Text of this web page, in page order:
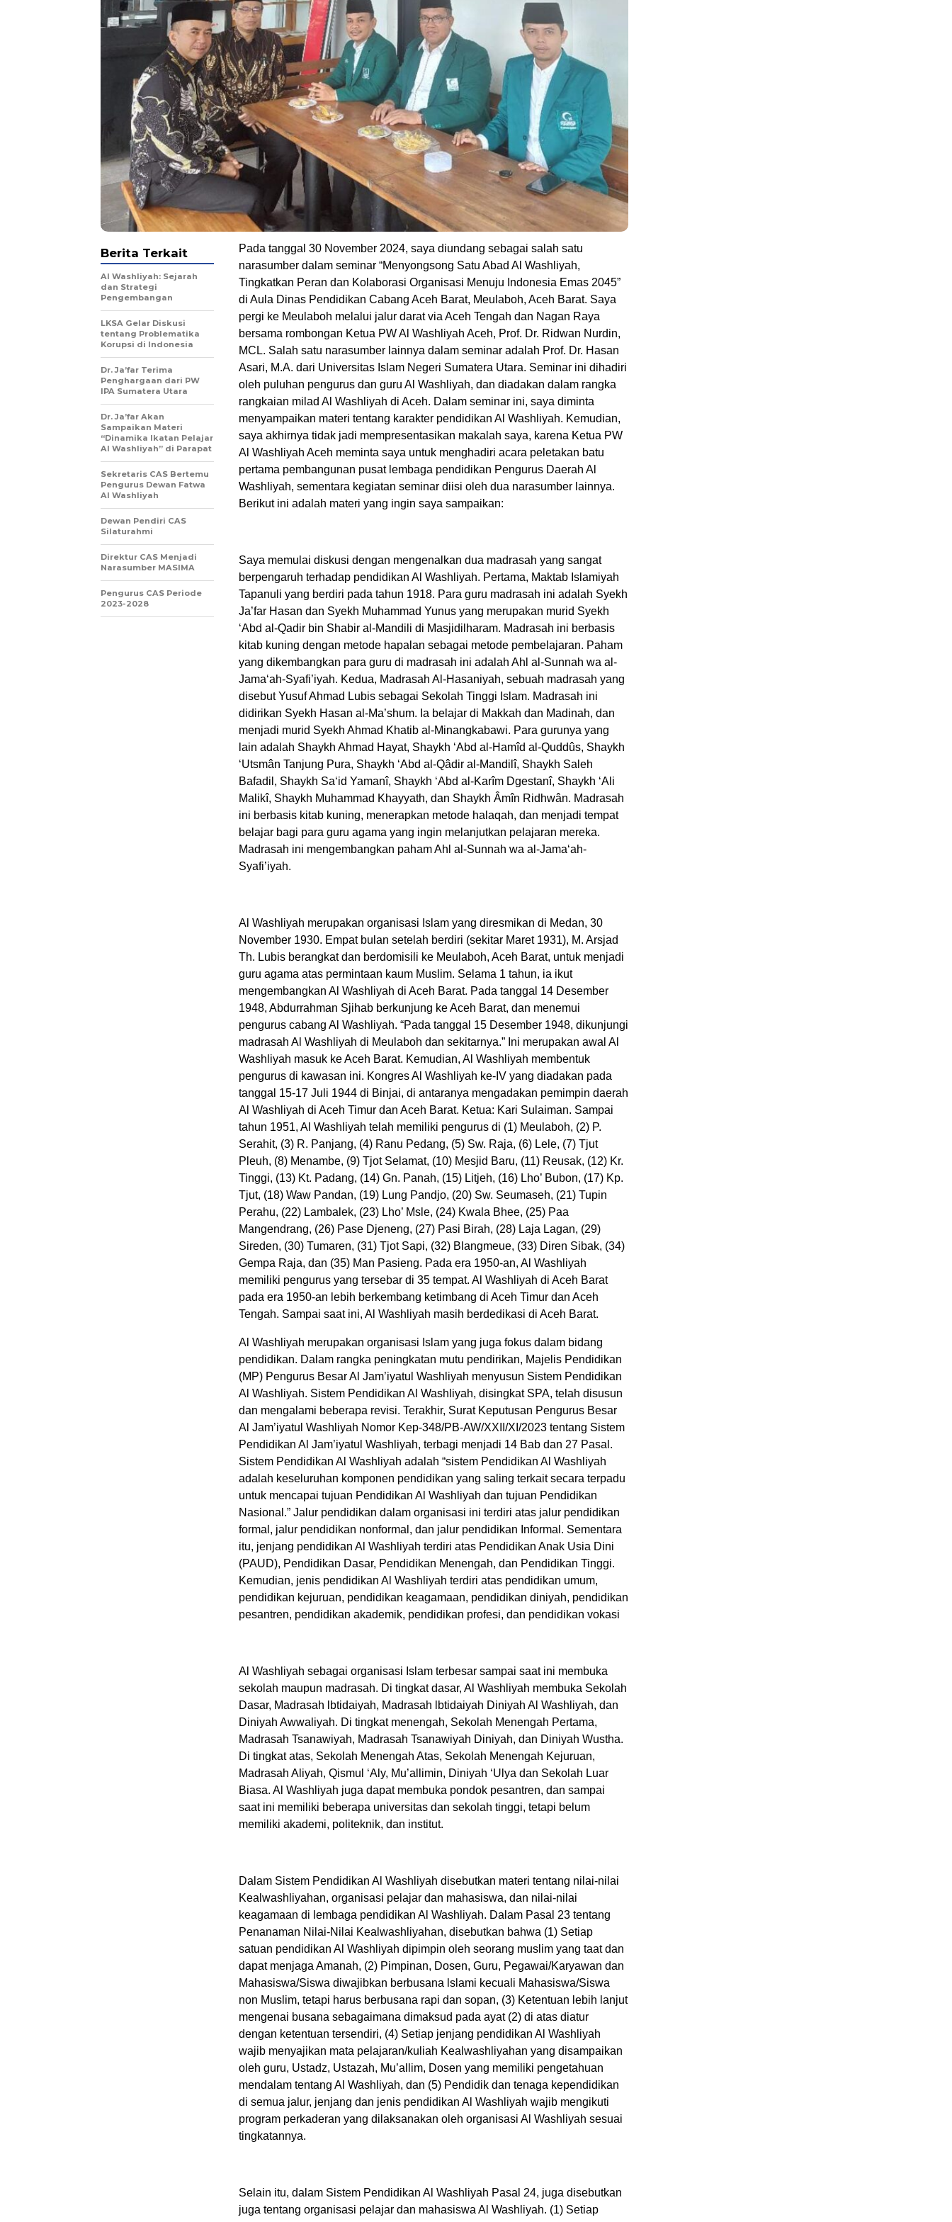
Pada tanggal 30 November 2024, saya diundang sebagai salah satu
narasumber dalam seminar “Menyongsong Satu Abad Al Washliyah,
Tingkatkan Peran dan Kolaborasi Organisasi Menuju Indonesia Emas 2045”
di Aula Dinas Pendidikan Cabang Aceh Barat, Meulaboh, Aceh Barat. Saya
pergi ke Meulaboh melalui jalur darat via Aceh Tengah dan Nagan Raya
bersama rombongan Ketua PW Al Washliyah Aceh, Prof. Dr. Ridwan Nurdin,
MCL. Salah satu narasumber lainnya dalam seminar adalah Prof. Dr. Hasan
Asari, M.A. dari Universitas Islam Negeri Sumatera Utara. Seminar ini dihadiri
oleh puluhan pengurus dan guru Al Washliyah, dan diadakan dalam rangka
rangkaian milad Al Washliyah di Aceh. Dalam seminar ini, saya diminta
menyampaikan materi tentang karakter pendidikan Al Washliyah. Kemudian,
saya akhirnya tidak jadi mempresentasikan makalah saya, karena Ketua PW
Al Washliyah Aceh meminta saya untuk menghadiri acara peletakan batu
pertama pembangunan pusat lembaga pendidikan Pengurus Daerah Al
Washliyah, sementara kegiatan seminar diisi oleh dua narasumber lainnya.
Berikut ini adalah materi yang ingin saya sampaikan:
Saya memulai diskusi dengan mengenalkan dua madrasah yang sangat
berpengaruh terhadap pendidikan Al Washliyah. Pertama, Maktab Islamiyah
Tapanuli yang berdiri pada tahun 1918. Para guru madrasah ini adalah Syekh
Ja’far Hasan dan Syekh Muhammad Yunus yang merupakan murid Syekh
‘Abd al-Qadir bin Shabir al-Mandili di Masjidilharam. Madrasah ini berbasis
kitab kuning dengan metode hapalan sebagai metode pembelajaran. Paham
yang dikembangkan para guru di madrasah ini adalah Ahl al-Sunnah wa al-
Jama‘ah-Syafi’iyah. Kedua, Madrasah Al-Hasaniyah, sebuah madrasah yang
disebut Yusuf Ahmad Lubis sebagai Sekolah Tinggi Islam. Madrasah ini
didirikan Syekh Hasan al-Ma’shum. Ia belajar di Makkah dan Madinah, dan
menjadi murid Syekh Ahmad Khatib al-Minangkabawi. Para gurunya yang
lain adalah Shaykh Ahmad Hayat, Shaykh ‘Abd al-Hamîd al-Quddûs, Shaykh
‘Utsmân Tanjung Pura, Shaykh ‘Abd al-Qâdir al-Mandilî, Shaykh Saleh
Bafadil, Shaykh Sa‘id Yamanî, Shaykh ‘Abd al-Karîm Dgestanî, Shaykh ‘Ali
Malikî, Shaykh Muhammad Khayyath, dan Shaykh Âmîn Ridhwân. Madrasah
ini berbasis kitab kuning, menerapkan metode halaqah, dan menjadi tempat
belajar bagi para guru agama yang ingin melanjutkan pelajaran mereka.
Madrasah ini mengembangkan paham Ahl al-Sunnah wa al-Jama‘ah-
Syafi’iyah.
Al Washliyah merupakan organisasi Islam yang diresmikan di Medan, 30
November 1930. Empat bulan setelah berdiri (sekitar Maret 1931), M. Arsjad
Th. Lubis berangkat dan berdomisili ke Meulaboh, Aceh Barat, untuk menjadi
guru agama atas permintaan kaum Muslim. Selama 1 tahun, ia ikut
mengembangkan Al Washliyah di Aceh Barat. Pada tanggal 14 Desember
1948, Abdurrahman Sjihab berkunjung ke Aceh Barat, dan menemui
pengurus cabang Al Washliyah. “Pada tanggal 15 Desember 1948, dikunjungi
madrasah Al Washliyah di Meulaboh dan sekitarnya.” Ini merupakan awal Al
Washliyah masuk ke Aceh Barat. Kemudian, Al Washliyah membentuk
pengurus di kawasan ini. Kongres Al Washliyah ke-IV yang diadakan pada
tanggal 15-17 Juli 1944 di Binjai, di antaranya mengadakan pemimpin daerah
Al Washliyah di Aceh Timur dan Aceh Barat. Ketua: Kari Sulaiman. Sampai
tahun 1951, Al Washliyah telah memiliki pengurus di (1) Meulaboh, (2) P.
Serahit, (3) R. Panjang, (4) Ranu Pedang, (5) Sw. Raja, (6) Lele, (7) Tjut
Pleuh, (8) Menambe, (9) Tjot Selamat, (10) Mesjid Baru, (11) Reusak, (12) Kr.
Tinggi, (13) Kt. Padang, (14) Gn. Panah, (15) Litjeh, (16) Lho’ Bubon, (17) Kp.
Tjut, (18) Waw Pandan, (19) Lung Pandjo, (20) Sw. Seumaseh, (21) Tupin
Perahu, (22) Lambalek, (23) Lho’ Msle, (24) Kwala Bhee, (25) Paa
Mangendrang, (26) Pase Djeneng, (27) Pasi Birah, (28) Laja Lagan, (29)
Sireden, (30) Tumaren, (31) Tjot Sapi, (32) Blangmeue, (33) Diren Sibak, (34)
Gempa Raja, dan (35) Man Pasieng. Pada era 1950-an, Al Washliyah
memiliki pengurus yang tersebar di 35 tempat. Al Washliyah di Aceh Barat
pada era 1950-an lebih berkembang ketimbang di Aceh Timur dan Aceh
Tengah. Sampai saat ini, Al Washliyah masih berdedikasi di Aceh Barat.
Al Washliyah merupakan organisasi Islam yang juga fokus dalam bidang
pendidikan. Dalam rangka peningkatan mutu pendirikan, Majelis Pendidikan
(MP) Pengurus Besar Al Jam’iyatul Washliyah menyusun Sistem Pendidikan
Al Washliyah. Sistem Pendidikan Al Washliyah, disingkat SPA, telah disusun
dan mengalami beberapa revisi. Terakhir, Surat Keputusan Pengurus Besar
Al Jam’iyatul Washliyah Nomor Kep-348/PB-AW/XXII/XI/2023 tentang Sistem
Pendidikan Al Jam’iyatul Washliyah, terbagi menjadi 14 Bab dan 27 Pasal.
Sistem Pendidikan Al Washliyah adalah “sistem Pendidikan Al Washliyah
adalah keseluruhan komponen pendidikan yang saling terkait secara terpadu
untuk mencapai tujuan Pendidikan Al Washliyah dan tujuan Pendidikan
Nasional.” Jalur pendidikan dalam organisasi ini terdiri atas jalur pendidikan
formal, jalur pendidikan nonformal, dan jalur pendidikan Informal. Sementara
itu, jenjang pendidikan Al Washliyah terdiri atas Pendidikan Anak Usia Dini
(PAUD), Pendidikan Dasar, Pendidikan Menengah, dan Pendidikan Tinggi.
Kemudian, jenis pendidikan Al Washliyah terdiri atas pendidikan umum,
pendidikan kejuruan, pendidikan keagamaan, pendidikan diniyah, pendidikan
pesantren, pendidikan akademik, pendidikan profesi, dan pendidikan vokasi
Al Washliyah sebagai organisasi Islam terbesar sampai saat ini membuka
sekolah maupun madrasah. Di tingkat dasar, Al Washliyah membuka Sekolah
Dasar, Madrasah lbtidaiyah, Madrasah lbtidaiyah Diniyah Al Washliyah, dan
Diniyah Awwaliyah. Di tingkat menengah, Sekolah Menengah Pertama,
Madrasah Tsanawiyah, Madrasah Tsanawiyah Diniyah, dan Diniyah Wustha.
Di tingkat atas, Sekolah Menengah Atas, Sekolah Menengah Kejuruan,
Madrasah Aliyah, Qismul ‘Aly, Mu’allimin, Diniyah ‘Ulya dan Sekolah Luar
Biasa. Al Washliyah juga dapat membuka pondok pesantren, dan sampai
saat ini memiliki beberapa universitas dan sekolah tinggi, tetapi belum
memiliki akademi, politeknik, dan institut.
Dalam Sistem Pendidikan Al Washliyah disebutkan materi tentang nilai-nilai
Kealwashliyahan, organisasi pelajar dan mahasiswa, dan nilai-nilai
keagamaan di lembaga pendidikan Al Washliyah. Dalam Pasal 23 tentang
Penanaman Nilai-Nilai Kealwashliyahan, disebutkan bahwa (1) Setiap
satuan pendidikan Al Washliyah dipimpin oleh seorang muslim yang taat dan
dapat menjaga Amanah, (2) Pimpinan, Dosen, Guru, Pegawai/Karyawan dan
Mahasiswa/Siswa diwajibkan berbusana lslami kecuali Mahasiswa/Siswa
non Muslim, tetapi harus berbusana rapi dan sopan, (3) Ketentuan lebih lanjut
mengenai busana sebagaimana dimaksud pada ayat (2) di atas diatur
dengan ketentuan tersendiri, (4) Setiap jenjang pendidikan Al Washliyah
wajib menyajikan mata pelajaran/kuliah Kealwashliyahan yang disampaikan
oleh guru, Ustadz, Ustazah, Mu’allim, Dosen yang memiliki pengetahuan
mendalam tentang Al Washliyah, dan (5) Pendidik dan tenaga kependidikan
di semua jalur, jenjang dan jenis pendidikan Al Washliyah wajib mengikuti
program perkaderan yang dilaksanakan oleh organisasi Al Washliyah sesuai
tingkatannya.
Selain itu, dalam Sistem Pendidikan Al Washliyah Pasal 24, juga disebutkan
juga tentang organisasi pelajar dan mahasiswa Al Washliyah. (1) Setiap
Berita Terkait
Al Washliyah: Sejarah
dan Strategi
Pengembangan
LKSA Gelar Diskusi
tentang Problematika
Korupsi di Indonesia
Dr. Ja’far Terima
Penghargaan dari PW
IPA Sumatera Utara
Dr. Ja’far Akan
Sampaikan Materi
“Dinamika Ikatan Pelajar
Al Washliyah” di Parapat
Sekretaris CAS Bertemu
Pengurus Dewan Fatwa
Al Washliyah
Dewan Pendiri CAS
Silaturahmi
Direktur CAS Menjadi
Narasumber MASIMA
Pengurus CAS Periode
2023-2028